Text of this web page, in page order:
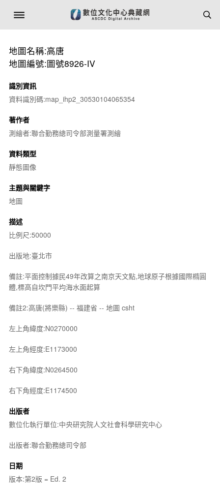
地圖名稱:高唐
地圖編號:圖號8926-IV
識別資訊
資料識別碼:map_ihp2_30530104065354
著作者
測繪者:聯合勤務總司令部測量署測繪
資料類型
靜態圖像
主題與關鍵字
地圖
描述
比例尺:50000
出版地:臺北市
備註:平面控制據民49年改算之南京天文點,地球原子根據國際橢圓
體,標高自坎門平均海水面起算
備註2:高唐(將樂縣) -- 福建省 -- 地圖 csht
左上角緯度:N0270000
左上角經度:E1173000
右下角緯度:N0264500
右下角經度:E1174500
出版者
數位化執行單位:中央研究院人文社會科學研究中心
出版者:聯合勤務總司令部
日期
版本:第2版 = Ed. 2